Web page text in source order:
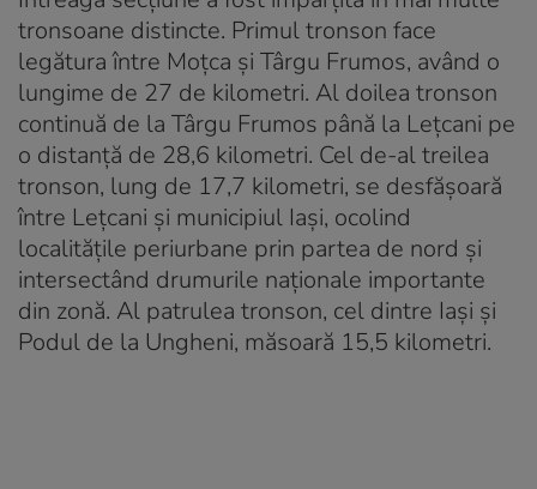
tronsoane distincte. Primul tronson face
legătura între Moțca și Târgu Frumos, având o
lungime de 27 de kilometri. Al doilea tronson
continuă de la Târgu Frumos până la Lețcani pe
o distanță de 28,6 kilometri. Cel de-al treilea
tronson, lung de 17,7 kilometri, se desfășoară
între Lețcani și municipiul Iași, ocolind
localitățile periurbane prin partea de nord și
intersectând drumurile naționale importante
din zonă. Al patrulea tronson, cel dintre Iași și
Podul de la Ungheni, măsoară 15,5 kilometri.